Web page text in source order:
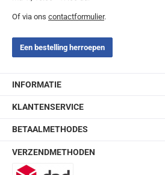
Of via ons contactformulier.
Een bestelling herroepen
INFORMATIE
KLANTENSERVICE
BETAALMETHODES
VERZENDMETHODEN